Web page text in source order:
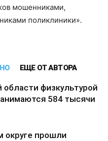
мошенниками,
поликлиники».
ЕЩЕ ОТ АВТОРА
области физкультурой
584 тысячи
округе прошли